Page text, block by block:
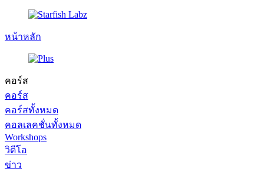
หน้าหลัก
คอร์ส
คอร์ส
คอร์สทั้งหมด
คอลเลคชั่นทั้งหมด
Workshops
วิดีโอ
ข่าว